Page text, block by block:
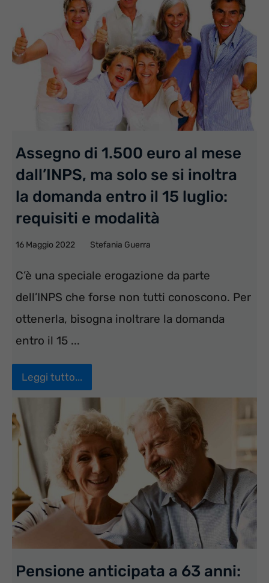
Assegno di 1.500 euro al mese
dall’INPS, ma solo se si inoltra
la domanda entro il 15 luglio:
requisiti e modalità
16 Maggio 2022 Stefania Guerra
C’è una speciale erogazione da parte
dell’INPS che forse non tutti conoscono. Per
ottenerla, bisogna inoltrare la domanda
entro il 15 ...
Leggi tutto...
Pensione anticipata a 63 anni: